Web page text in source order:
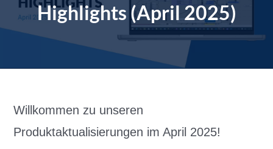
Highlights (April 2025)
Willkommen zu unseren
Produktaktualisierungen im April 2025!